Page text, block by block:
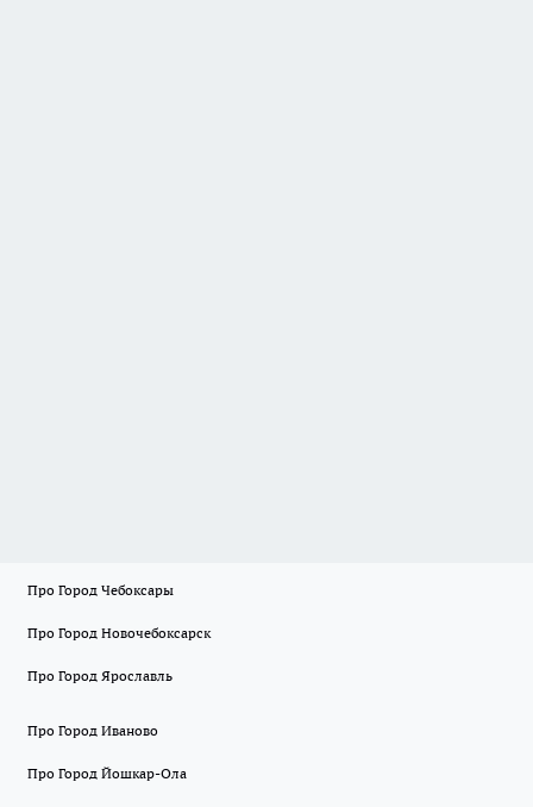
Про Город Чебоксары
Про Город Новочебоксарск
Про Город Ярославль
Про Город Иваново
Про Город Йошкар-Ола